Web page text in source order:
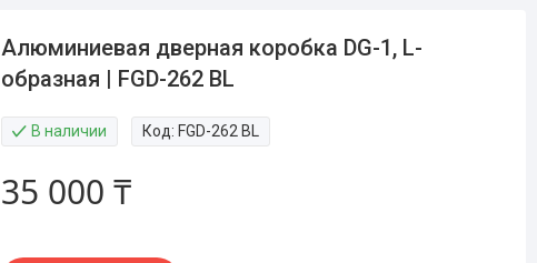
Алюминиевая дверная коробка DG-1, L-
образная | FGD-262 BL
В наличии Код: FGD-262 BL
35 000 ₸